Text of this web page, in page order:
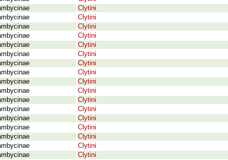
Clytini
Clytini
Clytini
Clytini
Clytini
Clytini
Clytini
Clytini
Clytini
Clytini
Clytini
Clytini
Clytini
Clytini
Clytini
Clytini
Clytini